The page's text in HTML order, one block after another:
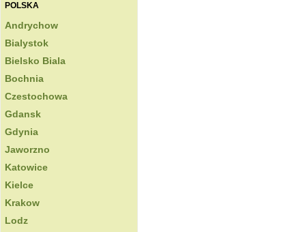
POLSKA
Andrychow
Bialystok
Bielsko Biala
Bochnia
Czestochowa
Gdansk
Gdynia
Jaworzno
Katowice
Kielce
Krakow
Lodz